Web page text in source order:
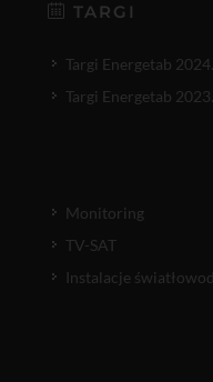
TARGI
Targi Energetab 2024.
Targi Energetab 2023.
Monitoring
TV-SAT
Instalacje